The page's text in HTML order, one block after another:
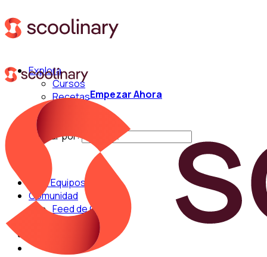
Explora
Cursos
Recetas
Buscar por:
Para Equipos
Comunidad
Feed de Cocina
Empezar Ahora